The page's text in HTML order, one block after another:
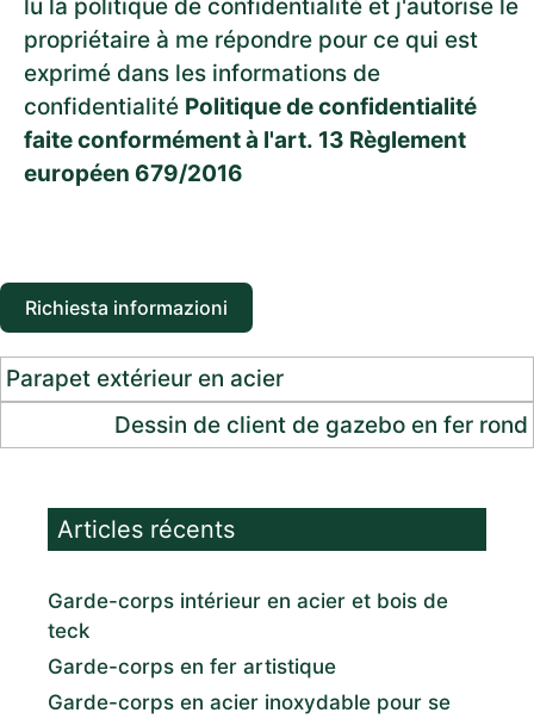
lu la politique de confidentialité et j'autorise le
propriétaire à me répondre pour ce qui est
exprimé dans les informations de
confidentialité Politique de confidentialité
faite conformément à l'art. 13 Règlement
européen 679/2016
Richiesta informazioni
Parapet extérieur en acier
Dessin de client de gazebo en fer rond
Articles récents
Garde-corps intérieur en acier et bois de
teck
Garde-corps en fer artistique
Garde-corps en acier inoxydable pour se